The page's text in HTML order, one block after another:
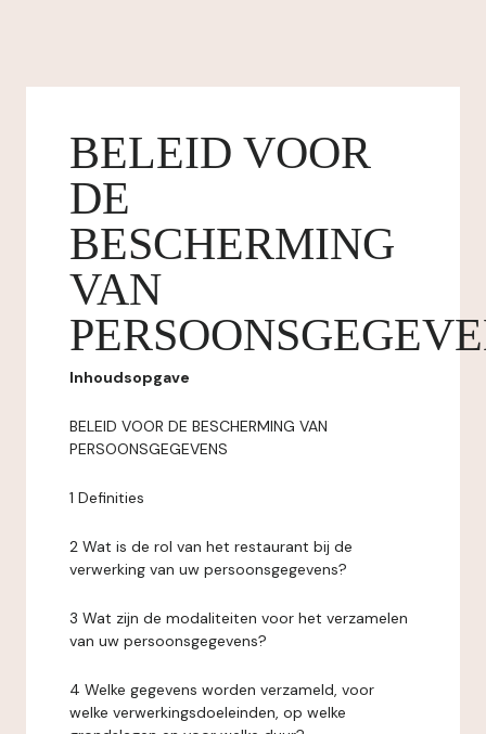
BELEID VOOR
DE
BESCHERMING
VAN
Inhoudsopgave
BELEID VOOR DE BESCHERMING VAN
PERSOONSGEGEVENS
1 Definities
2 Wat is de rol van het restaurant bij de
verwerking van uw persoonsgegevens?
3 Wat zijn de modaliteiten voor het verzamelen
van uw persoonsgegevens?
4 Welke gegevens worden verzameld, voor
welke verwerkingsdoeleinden, op welke